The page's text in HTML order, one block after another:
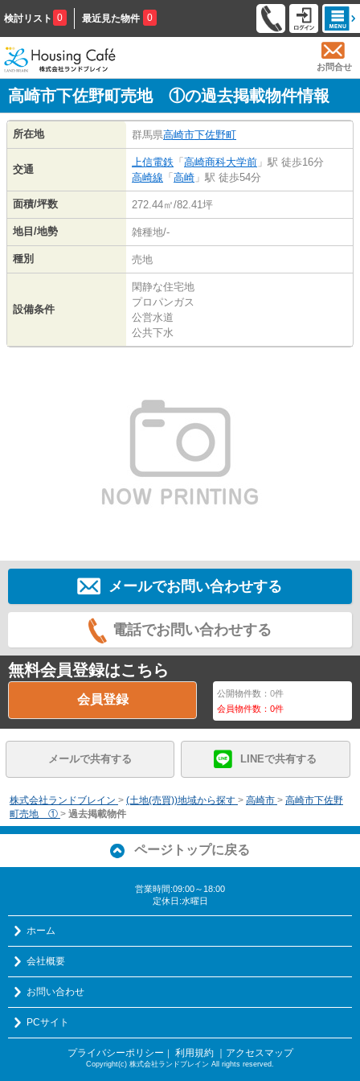
検討リスト 0 最近見た物件 0
お問合せ
高崎市下佐野町売地 ①の過去掲載物件情報
所在地 群馬県高崎市下佐野町
交通
上信電鉄 「 高崎商科大学前 」駅 徒歩16分
高崎線 「 高崎 」駅 徒歩54分
面積/坪数 272.44㎡/82.41坪
地目/地勢 雑種地/-
種別 売地
設備条件
閑静な住宅地
プロパンガス
公営水道
公共下水
メールでお問い合わせする
電話でお問い合わせする
無料会員登録はこちら
会員登録 公開物件数：0件
会員物件数：0件
メールで共有する LINEで共有する
株式会社ランドブレイン > (土地(売買))地域から探す > 高崎市 > 高崎市下佐野
町売地 ① > 過去掲載物件
ページトップに戻る
営業時間:09:00～18:00
定休日:水曜日
ホーム
会社概要
お問い合わせ
PCサイト
プライバシーポリシー ｜ 利用規約 ｜アクセスマップ
Copyright(c) 株式会社ランドブレイン All rights reserved.